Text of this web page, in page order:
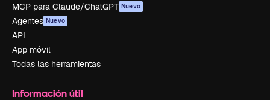
MCP para Claude/ChatGPT Nuevo
Agentes Nuevo
API
App móvil
Todas las herramientas
Información útil